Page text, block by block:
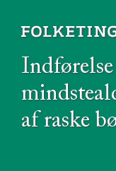
af raske